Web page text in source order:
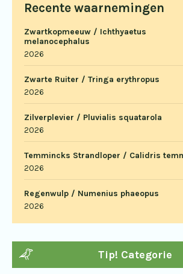
Recente waarnemingen
Zwartkopmeeuw / Ichthyaetus
melanocephalus
2026
Zwarte Ruiter / Tringa erythropus
2026
Zilverplevier / Pluvialis squatarola
2026
Temmincks Strandloper / Calidris
2026
Regenwulp / Numenius phaeopus
2026
Tip! Categorie